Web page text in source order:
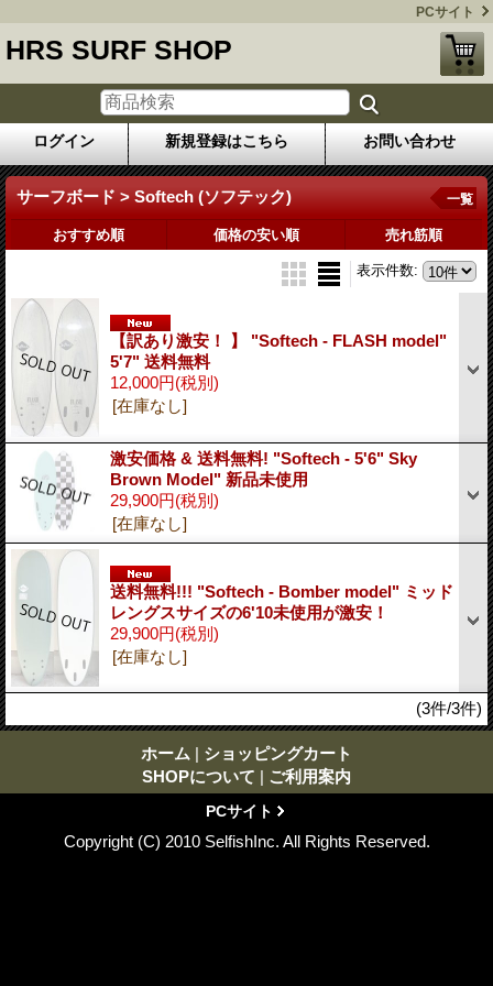
PCサイト
HRS SURF SHOP
ログイン 新規登録はこちら お問い合わせ
サーフボード > Softech (ソフテック) 一覧
おすすめ順 価格の安い順 売れ筋順
表示件数:
【訳あり激安！ 】 "Softech - FLASH model"
5'7" 送料無料
12,000円(税別)
[在庫なし]
激安価格 & 送料無料! "Softech - 5'6" Sky
Brown Model" 新品未使用
29,900円(税別)
[在庫なし]
送料無料!!! "Softech - Bomber model" ミッド
レングスサイズの6'10未使用が激安！
29,900円(税別)
[在庫なし]
(3件/3件)
ホーム | ショッピングカート
SHOPについて | ご利用案内
PCサイト
Copyright (C) 2010 SelfishInc. All Rights Reserved.